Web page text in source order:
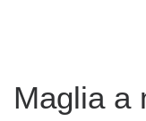
Maglia a